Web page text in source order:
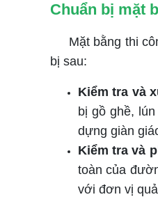
Chuẩn bị mặt
Mặt bằng thi
bị sau:
Kiểm tra và
bị gồ ghề,
dựng giàn
Kiểm tra và
toàn của
với đơn vị